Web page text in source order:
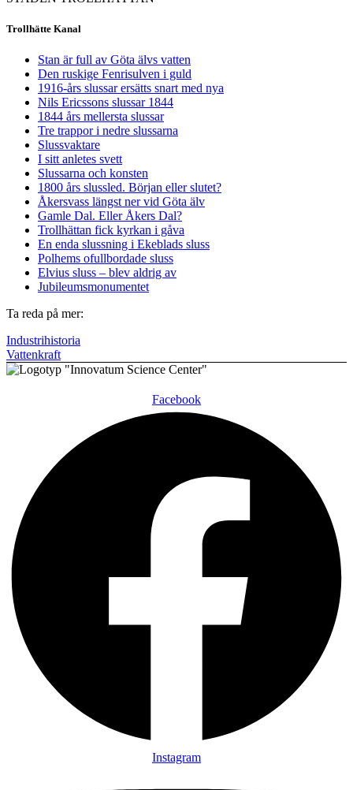
Trollhätte Kanal
Stan är full av Göta älvs vatten
Den ruskige Fenrisulven i guld
1916-års slussar ersätts snart med nya
Nils Ericssons slussar 1844
1844 års mellersta slussar
Tre trappor i nedre slussarna
Slussvaktare
I sitt anletes svett
Slussarna och konsten
1800 års slussled. Början eller slutet?
Åkersvass längst ner vid Göta älv
Gamle Dal. Eller Åkers Dal?
Trollhättan fick kyrkan i gåva
En enda slussning i Ekeblads sluss
Polhems ofullbordade sluss
Elvius sluss – blev aldrig av
Jubileumsmonumentet
Ta reda på mer:
Industrihistoria
Vattenkraft
Facebook
Instagram